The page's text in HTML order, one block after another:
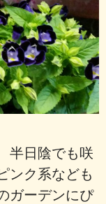
半日陰でも咲
ンク系なども
ガーデンにぴ